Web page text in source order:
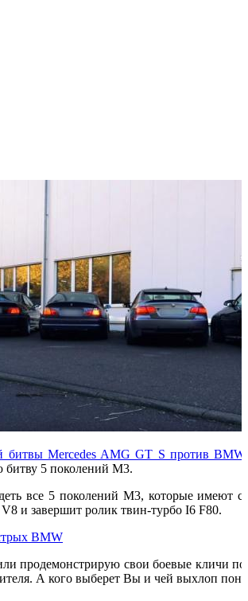
битвы Mercedes AMG GT S против
битву 5 поколений M3.
все 5 поколений M3, которые имеют
и завершит ролик твин-турбо I6 F80.
BMW
продемонстрирую свои боевые кличи
А кого выберет Вы и чей выхлоп